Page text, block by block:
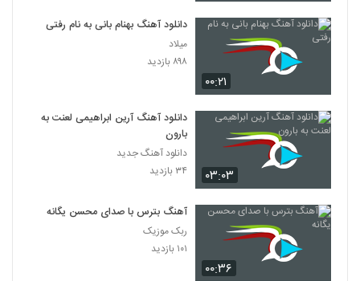
۰۰:۲۱
دانلود آهنگ بهنام بانی به نام رفتی
میلاد
۸۹۸ بازدید
۰۳:۰۳
دانلود آهنگ آرین ابراهیمی لعنت به
بارون
دانلود آهنگ جدید
۳۴ بازدید
۰۰:۳۶
آهنگ بترس با صدای محسن یگانه
ربک موزیک
۱۰۱ بازدید